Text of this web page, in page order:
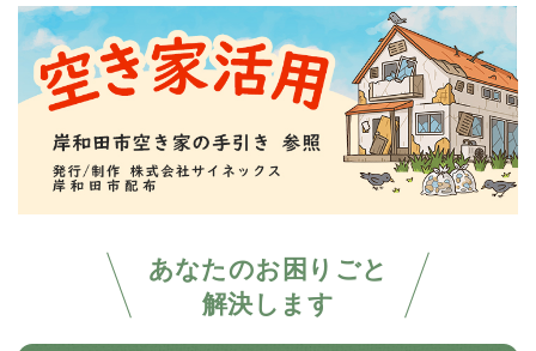
あなたのお困りごと
解決します